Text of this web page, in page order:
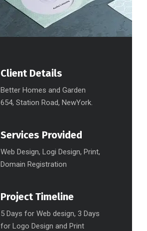
Client Details
Better Homes and Garden
654, Station Road, NewYork.
Services Provided
Web Design, Logi Design, Print,
Domain Registration
Project Timeline
5 Days for Web design, 3 Days
for Logo Design and Print